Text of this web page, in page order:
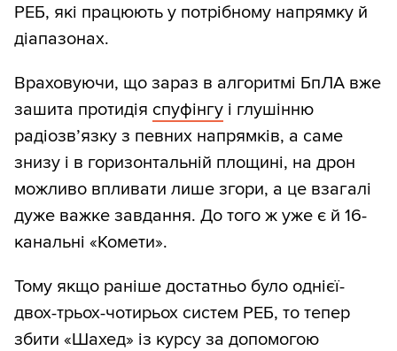
РЕБ, які працюють у потрібному напрямку й
діапазонах.
Враховуючи, що зараз в алгоритмі БпЛА вже
зашита протидія спуфінгу і глушінню
радіозв’язку з певних напрямків, а саме
знизу і в горизонтальній площині, на дрон
можливо впливати лише згори, а це взагалі
дуже важке завдання. До того ж уже є й 16-
канальні «Комети».
Тому якщо раніше достатньо було однієї-
двох-трьох-чотирьох систем РЕБ, то тепер
збити «Шахед» із курсу за допомогою